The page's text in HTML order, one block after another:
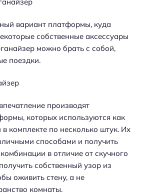
вариант платформы, куда
собственные аксессуары
можно брать с собой,
поездки.
производят
которых используются как
комплекте по несколько штук. Их
способами и получить
в отличие от скучного
собственный узор из
оживить стену, а не
комнаты.